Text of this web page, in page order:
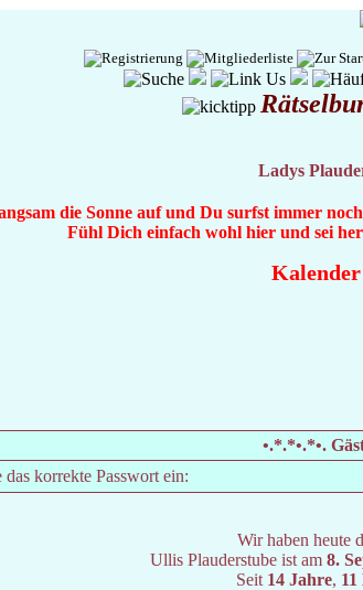
Ladys
die Sonne auf und Du surfst immer
Fühl Dich einfach wohl hier und sei
Kalender
•.*.*•.*•.
korrekte Passwort ein:
Wir haben heute
Ullis Plauderstube ist am 8.
Seit 14 Jahre,